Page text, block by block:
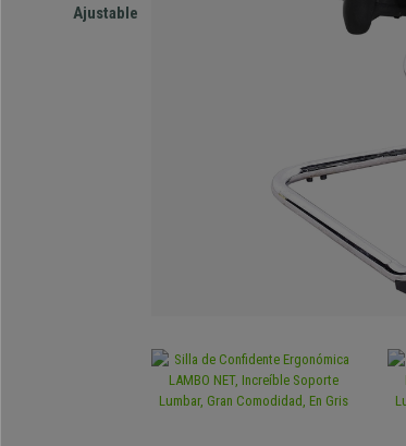
Ajustable